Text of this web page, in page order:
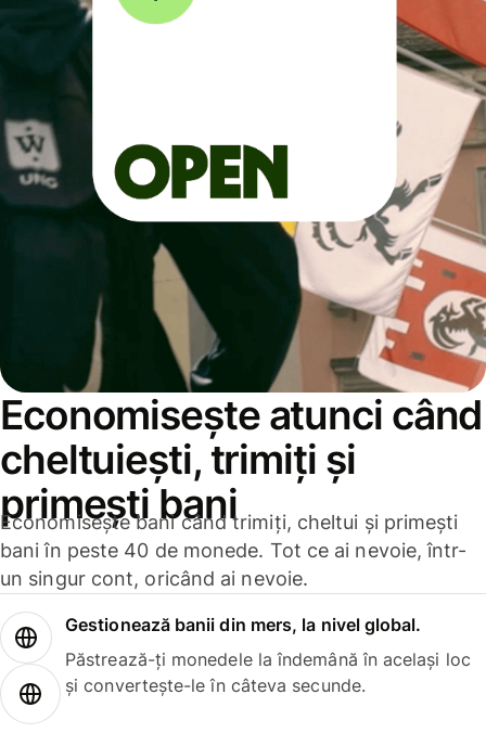
Economisește atunci când
cheltuiești, trimiți și
primești bani
Economisește bani când trimiți, cheltui și primești
bani în peste 40 de monede. Tot ce ai nevoie, într-
un singur cont, oricând ai nevoie.
Gestionează banii din mers, la nivel global.
Păstrează-ți monedele la îndemână în același loc
și convertește-le în câteva secunde.